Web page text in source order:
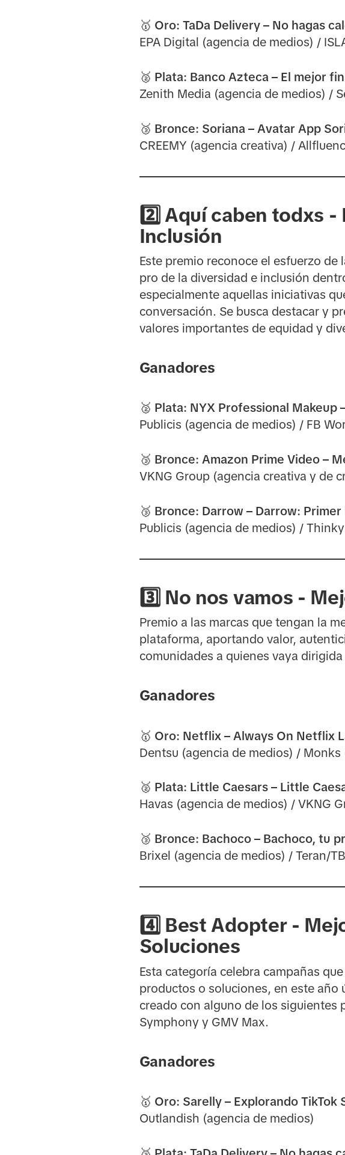
🥇 Oro: TaDa Delivery – No hagas
EPA Digital (agencia de medios) /
🥈 Plata: Banco Azteca – El mejor
Zenith Media (agencia de medios) /
🥉 Bronce: Soriana – Avatar App
CREEMY (agencia creativa) /
2️⃣ Aquí caben todxs
Inclusión
Este premio reconoce el esfuerzo
pro de la diversidad e inclusión
especialmente aquellas iniciativas
conversación. Se busca destacar y
valores importantes de equidad y
Ganadores
🥈 Plata: NYX Professional Makeup
Publicis (agencia de medios) / FB
🥉 Bronce: Amazon Prime Video –
VKNG Group (agencia creativa y de
🥉 Bronce: Darrow – Darrow:
Publicis (agencia de medios) /
3️⃣ No nos vamos -
Premio a las marcas que tengan la
plataforma, aportando valor,
comunidades a quienes vaya
Ganadores
🥇 Oro: Netflix – Always On Netflix
Dentsu (agencia de medios) / Monks
🥈 Plata: Little Caesars – Little
Havas (agencia de medios) / VKNG
🥉 Bronce: Bachoco – Bachoco, tu
Brixel (agencia de medios) / Teran/
4️⃣ Best Adopter -
Soluciones
Esta categoría celebra campañas
productos o soluciones, en este año
creado con alguno de los siguientes
Symphony y GMV Max.
Ganadores
🥇 Oro: Sarelly – Explorando TikTok
Outlandish (agencia de medios)